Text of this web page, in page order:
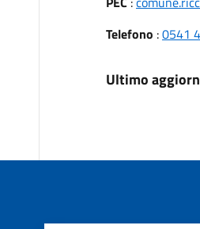
Telefono :0541
Ultimo